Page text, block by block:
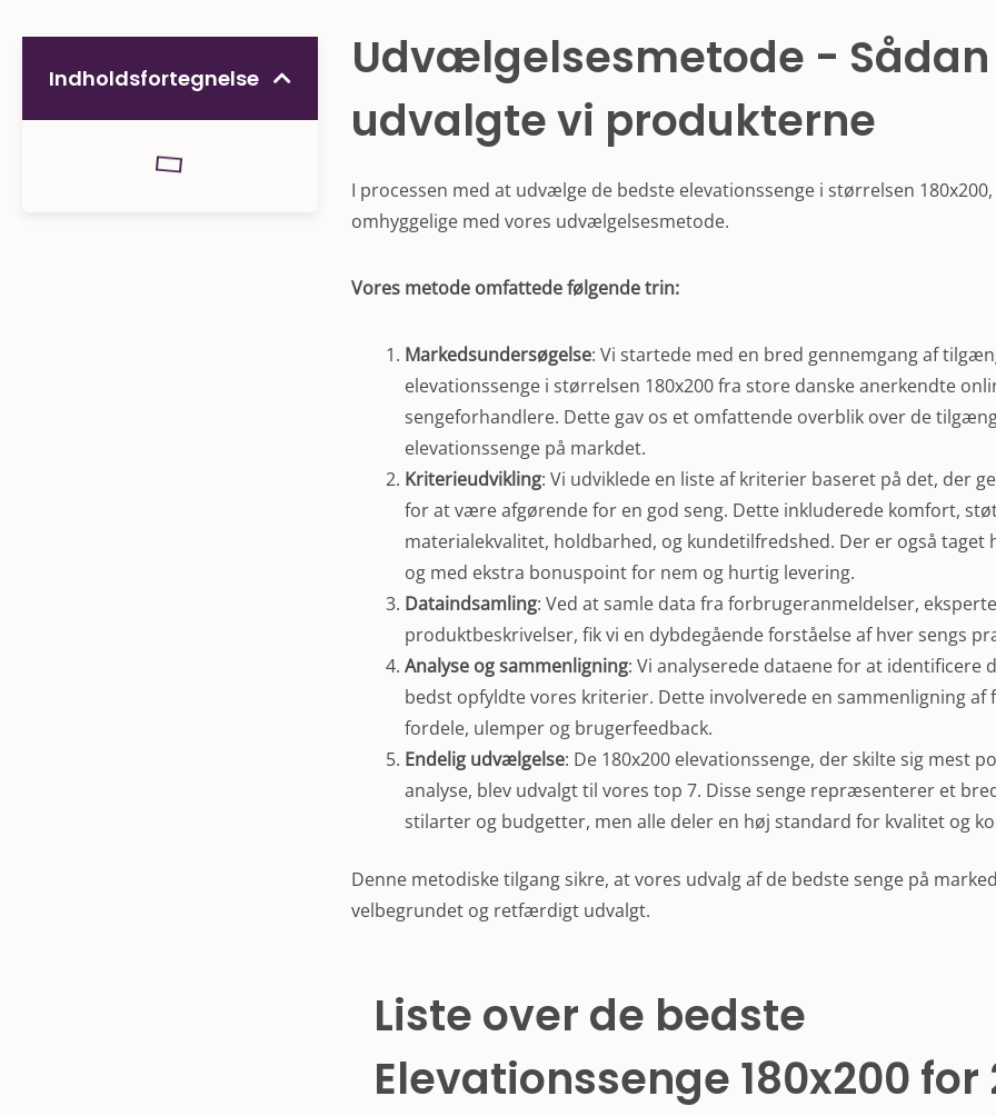
Indholdsfortegnelse
Udvælgelsesmetode - Sådan
udvalgte vi produkterne
I processen med at udvælge de bedste elevationssenge i størrelsen
omhyggelige med vores udvælgelsesmetode.
Vores metode omfattede følgende trin:
Markedsundersøgelse: Vi startede med en bred gennemgang af
elevationssenge i størrelsen 180x200 fra store danske anerkendte
sengeforhandlere. Dette gav os et omfattende overblik over de
elevationssenge på markdet.
Kriterieudvikling: Vi udviklede en liste af kriterier baseret på det, der
for at være afgørende for en god seng. Dette inkluderede komfort,
materialekvalitet, holdbarhed, og kundetilfredshed. Der er også taget
og med ekstra bonuspoint for nem og hurtig levering.
Dataindsamling: Ved at samle data fra forbrugeranmeldelser,
produktbeskrivelser, fik vi en dybdegående forståelse af hver sengs
Analyse og sammenligning: Vi analyserede dataene for at identificere
bedst opfyldte vores kriterier. Dette involverede en sammenligning af
fordele, ulemper og brugerfeedback.
Endelig udvælgelse: De 180x200 elevationssenge, der skilte sig mest
analyse, blev udvalgt til vores top 7. Disse senge repræsenterer et
stilarter og budgetter, men alle deler en høj standard for kvalitet og
Denne metodiske tilgang sikre, at vores udvalg af de bedste senge på
velbegrundet og retfærdigt udvalgt.
Liste over de bedste
Elevationssenge 180x200 for
var:
34.999 kr..13.499 kr..
Den
oprindelige
pris
44.495 kr..
Den
aktuelle
pris
19.995 kr..
Den
oprindelige
pris
32.000 kr..
Den
aktuelle
pris
15.995 kr..
Den
oprindelige
pris
44.495 kr..
Den
aktuelle
pris
32.000 kr..